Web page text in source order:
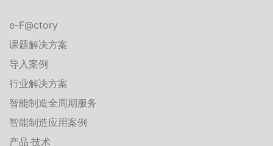
e-F@ctory
课题解决方案
导入案例
行业解决方案
智能制造全周期服务
智能制造应用案例
产品·技术